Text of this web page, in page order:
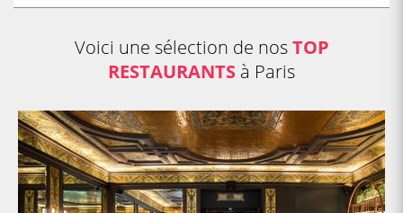
Voici une sélection de nosTOP
RESTAURANTS à Paris